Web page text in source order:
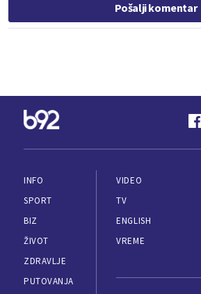
Pošalji komentar
INFO
SPORT
BIZ
ŽIVOT
ZDRAVLJE
PUTOVANJA
VIDEO
TV
ENGLISH
VREME